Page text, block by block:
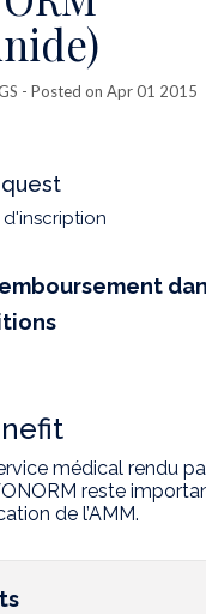
- Posted on Apr 01 2015
médical rendu
reste
de l’AMM.